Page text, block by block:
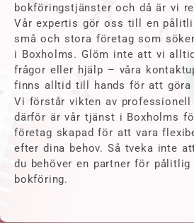
bokföringstjänster och då är vi
Vår expertis gör oss till en
små och stora företag som
i Boxholms. Glöm inte att vi
frågor eller hjälp – våra
finns alltid till hands för att göra
Vi förstår vikten av professionell
därför är vår tjänst i Boxholms
företag skapad för att vara
efter dina behov. Så tveka inte
du behöver en partner för
bokföring.